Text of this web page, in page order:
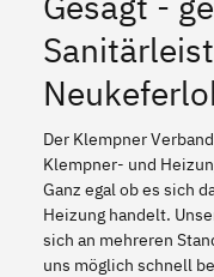
Der Klempner
Klempner- und
Ganz egal ob es sich
Heizung handelt.
sich an mehreren
uns möglich schnell